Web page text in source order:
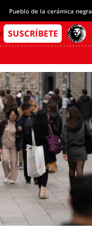
Pueblo de la cerámica negra